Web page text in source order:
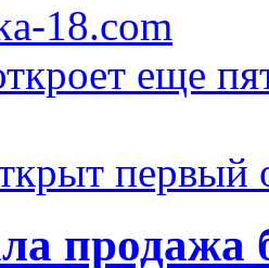
18.com
еще
первый
продажа